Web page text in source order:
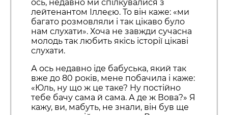
ось, недавно ми спілкувалися з
лейтенантом Іллеєю. То він каже: «ми
багато розмовляли і так цікаво було
нам слухати». Хоча не завжди сучасна
молодь так любить якісь історії цікаві
слухати.
А ось недавно іде бабуська, який так
вже до 80 років, мене побачила і каже:
«Юль, ну що ж це таке? Ну постійно
тебе бачу сама й сама. А де ж Вова?» Я
кажу, ви, мабуть, не знали, він був ще